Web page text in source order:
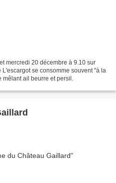
mercredi 20 décembre à 9.10 sur
se consomme souvent "à la
mêlant ail beurre et persil.